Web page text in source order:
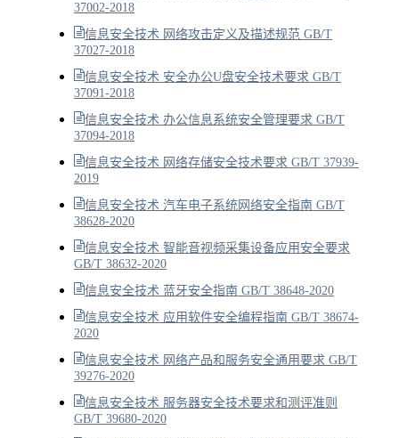
37002-2018
信息安全技术 网络攻击定义及描述规范 GB/T
37027-2018
信息安全技术 安全办公U盘安全技术要求 GB/T
37091-2018
信息安全技术 办公信息系统安全管理要求 GB/T
37094-2018
信息安全技术 网络存储安全技术要求 GB/T 37939-
2019
信息安全技术 汽车电子系统网络安全指南 GB/T
38628-2020
信息安全技术 智能音视频采集设备应用安全要求
GB/T 38632-2020
信息安全技术 蓝牙安全指南 GB/T 38648-2020
信息安全技术 应用软件安全编程指南 GB/T 38674-
2020
信息安全技术 网络产品和服务安全通用要求 GB/T
39276-2020
信息安全技术 服务器安全技术要求和测评准则
GB/T 39680-2020